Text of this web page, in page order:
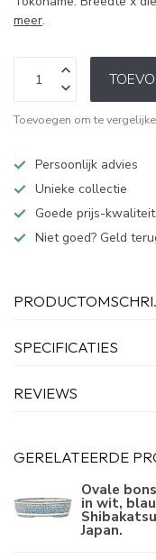
meer.
Toevoegen om te
Persoonlijk advies
Unieke collectie
Goede prijs-
Niet goed? Geld
SPECIFICATIES
REVIEWS
GERELATEERDE
Ovale
in wit,
Japan.